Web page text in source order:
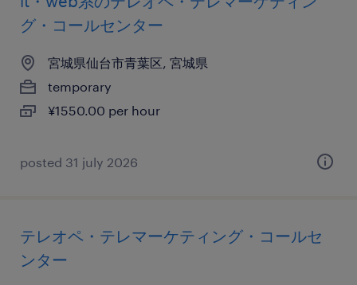
グ・コールセンター
宮城県仙台市青葉区, 宮城県
temporary
¥1550.00 per hour
posted 31 july 2026
テレオペ・テレマーケティング・コールセ
ンター